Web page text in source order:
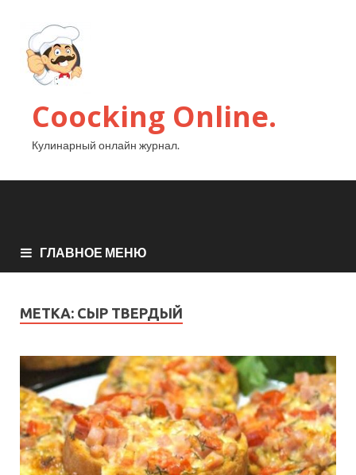
Coocking Online.
Кулинарный онлайн журнал.
ГЛАВНОЕ МЕНЮ
МЕТКА: СЫР ТВЕРДЫЙ